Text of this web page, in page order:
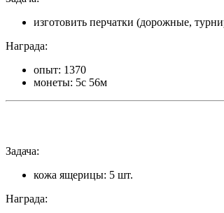
изготовить перчатки (дорожные,
Награда:
опыт: 1370
монеты: 5с 56м
Задача:
кожа ящерицы: 5 шт.
Награда: